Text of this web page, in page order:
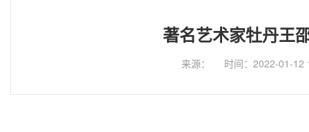
著名艺术家牡丹王
来源： 时间：2022-01-